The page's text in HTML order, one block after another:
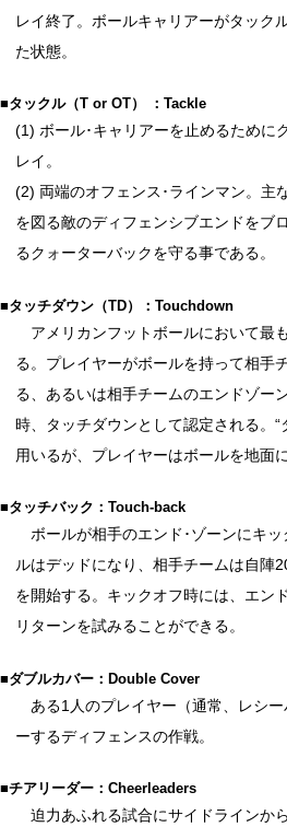
レイ終了。ボールキャリアーがタック
た状態。
■タックル（T or OT） ：Tackle
(1) ボール･キャリアーを止めるために
レイ。
(2) 両端のオフェンス･ラインマン。主
を図る敵のディフェンシブエンドをブ
るクォーターバックを守る事である。
■タッチダウン（TD）：Touchdown
アメリカンフットボールにおいて最
る。プレイヤーがボールを持って相手
る、あるいは相手チームのエンドゾー
時、タッチダウンとして認定される。“
用いるが、プレイヤーはボールを地面
■タッチバック：Touch-back
ボールが相手のエンド･ゾーンにキッ
ルはデッドになり、相手チームは自陣
を開始する。キックオフ時には、エン
リターンを試みることができる。
■ダブルカバー：Double Cover
ある1人のプレイヤー（通常、レシ
ーするディフェンスの作戦。
■チアリーダー：Cheerleaders
迫力あふれる試合にサイドラインか